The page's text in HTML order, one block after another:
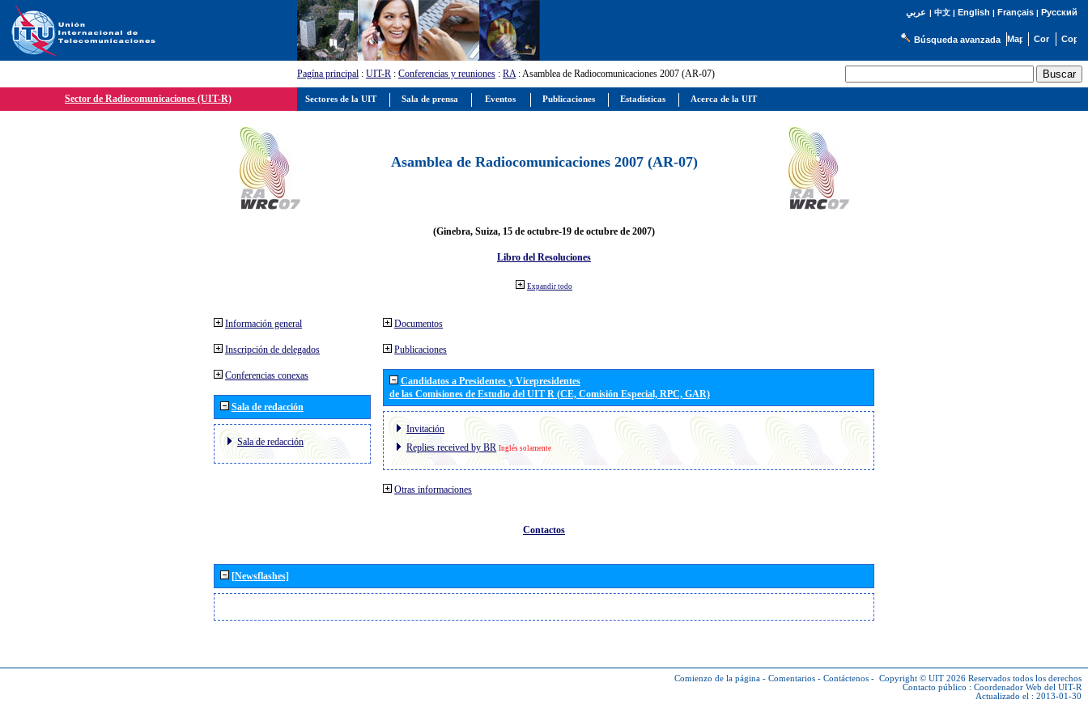
عربي | 中文| English | Français| Русский
Búsqueda avanzada
Pagína principal : UIT-R : Conferencias y reuniones : RA: Asamblea de Radiocomunicaciones 2007 (AR-07)
Sector de Radiocomunicaciones (UIT-R)
Asamblea de Radiocomunicaciones 2007 (AR-07)
(Ginebra, Suiza, 15 de octubre-19 de octubre de 2007)
Libro del Resoluciones
Expandir todo
Información general
Inscripción de delegados
Conferencias conexas
Sala de redacción
Sala de redacción
Documentos
Publicaciones
Candidatos a Presidentes y Vicepresidentes
de las Comisiones de Estudio del UIT R (CE, Comisión Especial, RPC, GAR)
Invitación
Replies received by BR Inglés solamente
Otras informaciones
Contactos
[Newsflashes]
Comienzo de la página - Comentarios - Contáctenos - Copyright © UIT 2026 Reservados todos los derechos
Contacto público : Coordenador Web del UIT-R
Actualizado el : 2013-01-30
Sectores de la UIT Sala de prensa Eventos Publicaciones Estadísticas Acerca de la UIT